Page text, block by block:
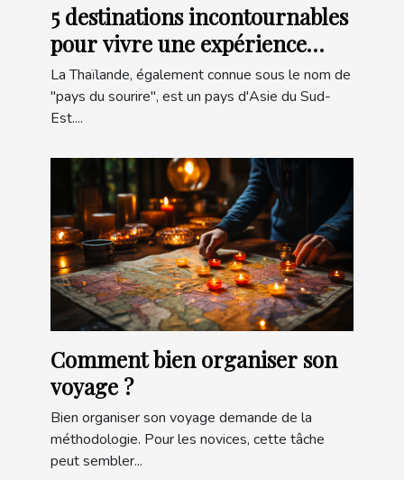
5 destinations incontournables
pour vivre une expérience
authentique en Thaïlande
La Thaïlande, également connue sous le nom de
"pays du sourire", est un pays d'Asie du Sud-
Est....
Comment bien organiser son
voyage ?
Bien organiser son voyage demande de la
méthodologie. Pour les novices, cette tâche
peut sembler...